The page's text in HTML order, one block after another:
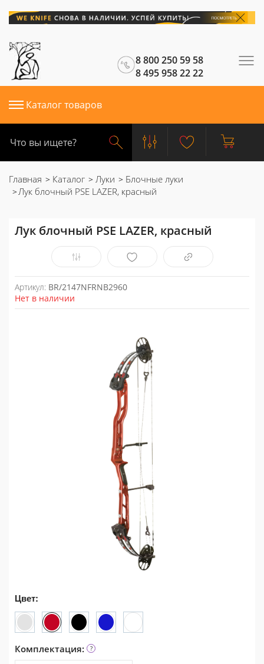
8 800 250 59 58
8 495 958 22 22
Каталог товаров
Главная Каталог Луки
Блочные луки
Лук блочный PSE LAZER, красный
Лук блочный PSE LAZER, красный
Артикул: BR/2147NFRNB2960
Нет в наличии
Цвет:
Комплектация: